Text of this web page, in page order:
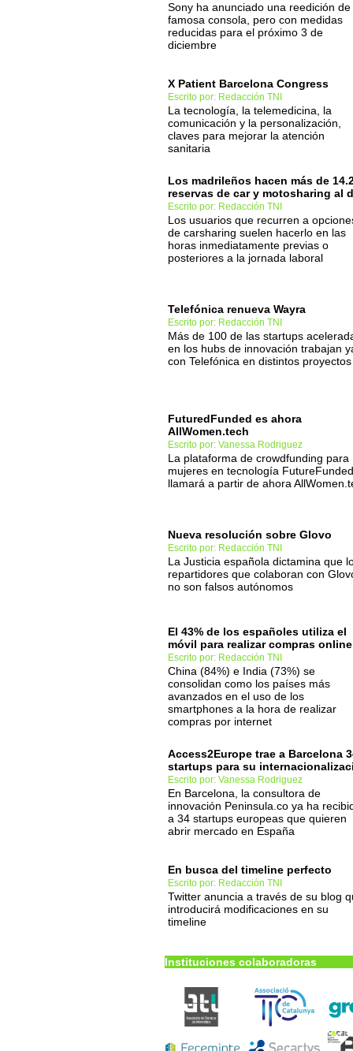
Sony ha anunciado una reedición de
famosa consola, pero con medidas
reducidas para el próximo 3 de
diciembre
X Patient Barcelona Congress
Escrito por: Redacción TNI
La tecnología, la telemedicina, la
comunicación y la personalización,
claves para mejorar la atención
sanitaria
Los madrileños hacen más de
reservas de car y motosharing al
Escrito por: Redacción TNI
Los usuarios que recurren a
de carsharing suelen hacerlo en las
horas inmediatamente previas o
posteriores a la jornada laboral
Telefónica renueva Wayra
Escrito por: Redacción TNI
Más de 100 de las startups
en los hubs de innovación trabajan
con Telefónica en distintos proyectos
FuturedFunded es ahora
AllWomen.tech
Escrito por: Vanessa Rodriguez
La plataforma de crowdfunding para
mujeres en tecnología
llamará a partir de ahora
Nueva resolución sobre Glovo
Escrito por: Redacción TNI
La Justicia española dictamina que
repartidores que colaboran con
no son falsos autónomos
El 43% de los españoles utiliza el
móvil para realizar compras online
Escrito por: Redacción TNI
China (84%) e India (73%) se
consolidan como los países más
avanzados en el uso de los
smartphones a la hora de realizar
compras por internet
Access2Europe trae a Barcelona
startups para su
Escrito por: Vanessa Rodriguez
En Barcelona, la consultora de
innovación Peninsula.co ya ha
a 34 startups europeas que quieren
abrir mercado en España
En busca del timeline perfecto
Escrito por: Redacción TNI
Twitter anuncia a través de su blog
introducirá modificaciones en su
timeline
Instituciones colaboradoras